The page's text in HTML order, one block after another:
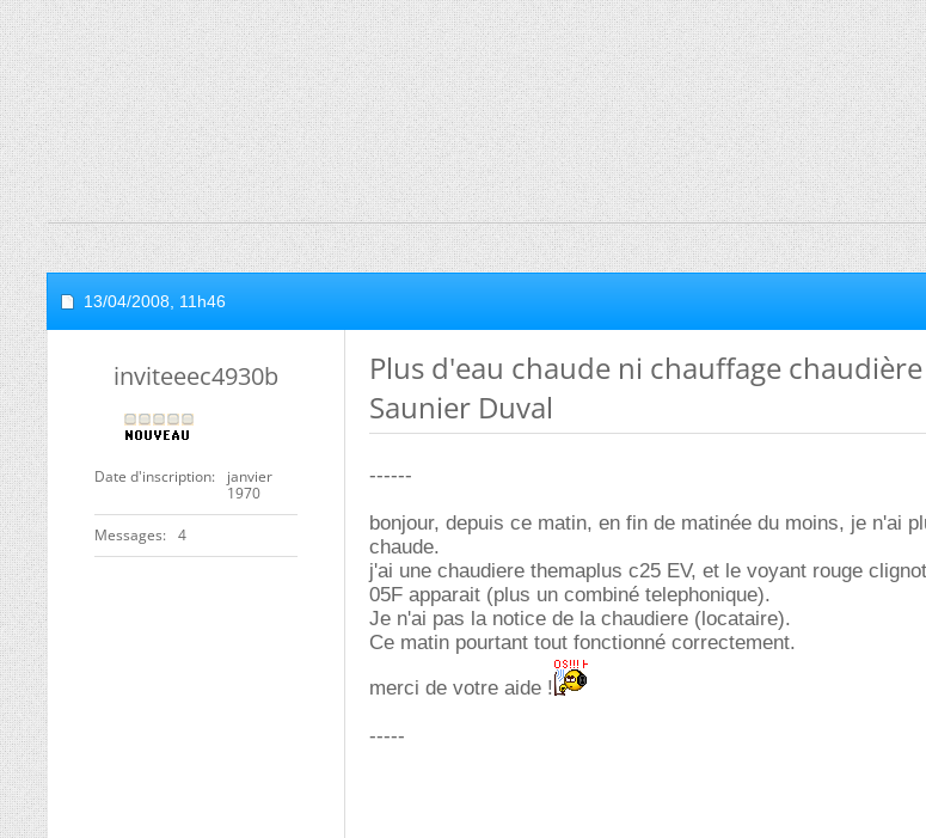
13/04/2008, 11h46
inviteeec4930b
Date d'inscription
janvier
1970
Messages 4
Plus d'eau chaude ni chauffage chaudière
Saunier Duval
------
bonjour, depuis ce matin, en fin de matinée du moins, je n'ai
chaude.
j'ai une chaudiere themaplus c25 EV, et le voyant rouge
05F apparait (plus un combiné telephonique).
Je n'ai pas la notice de la chaudiere (locataire).
Ce matin pourtant tout fonctionné correctement.
merci de votre aide !
-----